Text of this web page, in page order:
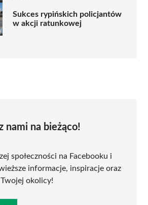
Sukces rypińskich policjantów
w akcji ratunkowej
nami na bieżąco!
społeczności na Facebooku i
informacje, inspiracje oraz
okolicy!